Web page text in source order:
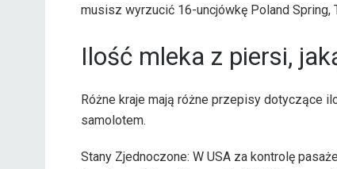
musisz wyrzucić 16-uncjówkę Poland Spring,
Ilość mleka z piersi,
Różne kraje mają różne przepisy dotyczące
samolotem.
Stany Zjednoczone: W USA za kontrolę